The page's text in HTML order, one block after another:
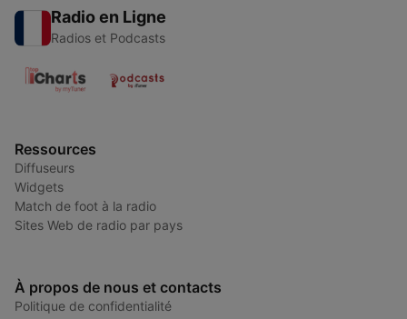
Radio en Ligne
Radios et Podcasts
Ressources
Diffuseurs
Widgets
Match de foot à la radio
Sites Web de radio par pays
À propos de nous et contacts
Politique de confidentialité